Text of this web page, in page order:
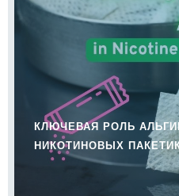
КЛЮЧЕВАЯ РОЛЬ
НИКОТИНОВЫХ